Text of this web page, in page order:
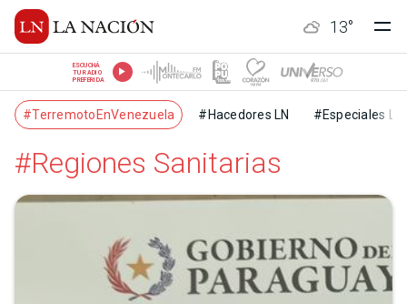
13°
ESCUCHÁ
TU RADIO
PREFERIDA
#TerremotoEnVenezuela #Hacedores LN #Especiales LN
#Regiones Sanitarias